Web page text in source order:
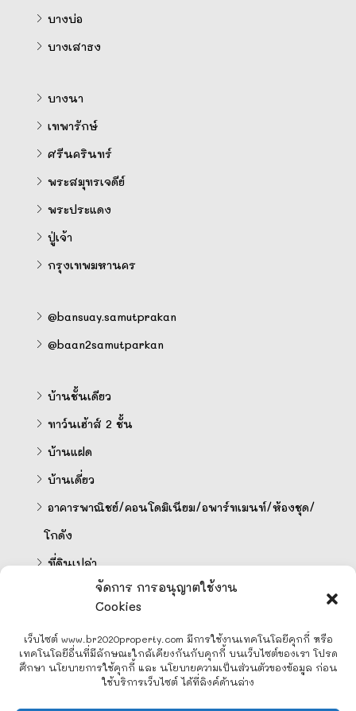
จัดการ การอนุญาตใช้งาน
Cookies
เว็บไซต์ www.br2020property.com มีการใช้งานเทคโนโลยีคุกกี้ หรือ
เทคโนโลยีอื่นที่มีลักษณะใกล้เคียงกันกับคุกกี้ บนเว็บไซต์ของเรา โปรด
ศึกษา นโยบายการใช้คุกกี้ และ นโยบายความเป็นส่วนตัวของข้อมูล ก่อน
ใช้บริการเว็บไซต์ ได้ที่ลิงค์ด้านล่าง
บางบ่อ
บางเสาธง
บางนา
เทพารักษ์
ศรีนครินทร์
พระสมุทรเจดีย์
พระประแดง
ปู่เจ้า
กรุงเทพมหานคร
@bansuay.samutprakan
@baan2samutparkan
บ้านชั้นเดียว
ทาว์นเฮ้าส์ 2 ชั้น
บ้านแฝด
บ้านเดี่ยว
อาคารพาณิชย์/คอนโดมิเนียม/อพาร์ทเมนท์/ห้องชุด/
โกดัง
ที่ดินเปล่า
คำนวนสินเชื่อออนไลน์